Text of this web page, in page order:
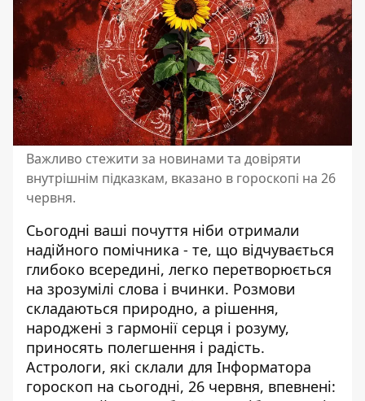
Важливо стежити за новинами та довіряти
внутрішнім підказкам, вказано в гороскопі на 26
червня.
Сьогодні ваші почуття ніби отримали
надійного помічника - те, що відчувається
глибоко всередині, легко перетворюється
на зрозумілі слова і вчинки. Розмови
складаються природно, а рішення,
народжені з гармонії серця і розуму,
приносять полегшення і радість.
Астрологи, які склали для Інформатора
гороскоп на сьогодні, 26 червня, впевнені: